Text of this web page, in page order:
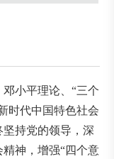
小平理论、“三个
时代中国特色社会
持党的领导，深
神，增强“四个意